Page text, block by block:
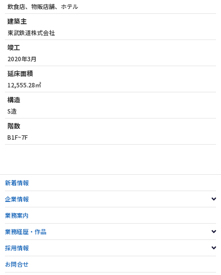
飲食店、物販店舗、ホテル
建築主
東武鉄道株式会社
竣工
2020年3月
延床面積
12,555.28㎡
構造
S造
階数
B1F~7F
新着情報
企業情報
業務案内
業務経歴・作品
採用情報
お問合せ